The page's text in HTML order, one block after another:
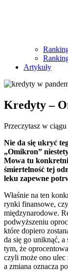
Artykuły
Kredyty –
Przeczytasz w
Nie da się ukryć
„Omikron”
Mowa tu
śmiertelność tej
leku zapewne
Właśnie na ten
rynki finansowe,
międzynarodowe.
podwyższeniu
które dopiero
da się go uniknąć,
tym, że
czyli może ono ulec
a zmiana oznacza